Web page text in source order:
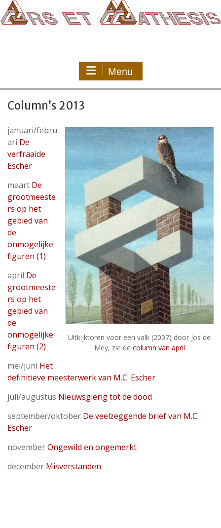
naar
de
Menu
Column’s 2013
Uitkijktoren voor een valk (2007) door Jos de
Mey, zie de column van april
januari/febru
ari De
verfraaide
Escher
maart De
grootmeeste
rs op het
gebied van
de
onmogelijke
figuren (1)
april De
grootmeeste
rs op het
gebied van
de
onmogelijke
figuren (2)
mei/juni Het
definitieve meesterwerk van M.C. Escher
juli/augustus Nieuwsgierig tot de dood
september/oktober De veelzeggende brief van M.C.
Escher
novemberOngewild en ongemerkt
december Misverstanden